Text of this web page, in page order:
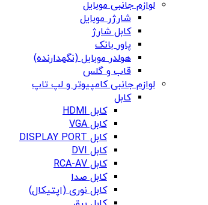
لوازم جانبی موبایل
شارژر موبایل
کابل شارژ
پاور بانک
هولدر موبایل (نگهدارنده)
قاب و گلس
لوازم جانبی کامپیوتر و لپ تاپ
کابل
کابل HDMI
کابل VGA
کابل DISPLAY PORT
کابل DVI
کابل RCA-AV
کابل صدا
کابل نوری (اپتیکال)